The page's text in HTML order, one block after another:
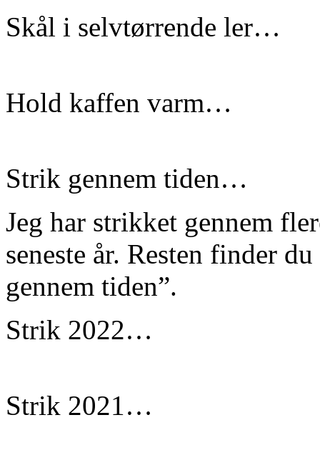
Skål i selvtørrende ler…
Hold kaffen varm…
Strik gennem tiden…
Jeg har strikket gennem
seneste år. Resten finder
gennem tiden”.
Strik 2022…
Strik 2021…